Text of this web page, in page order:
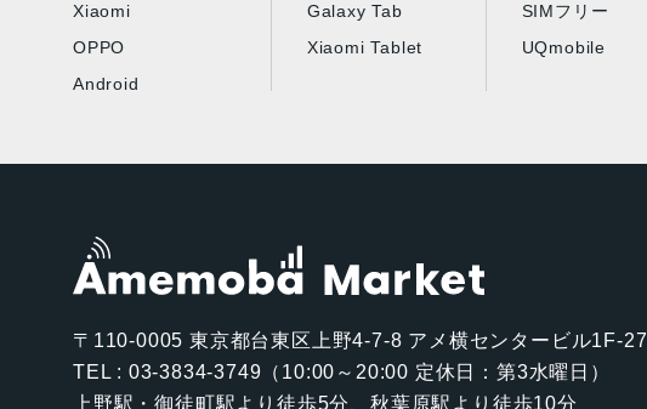
Xiaomi
OPPO
Android
Galaxy Tab
Xiaomi Tablet
SIMフリー
UQmobile
〒110-0005 東京都台東区上野4-7-8 アメ横センタービル1F-27
TEL : 03-3834-3749（10:00～20:00 定休日：第3水曜日）
上野駅・御徒町駅より徒歩5分、秋葉原駅より徒歩10分